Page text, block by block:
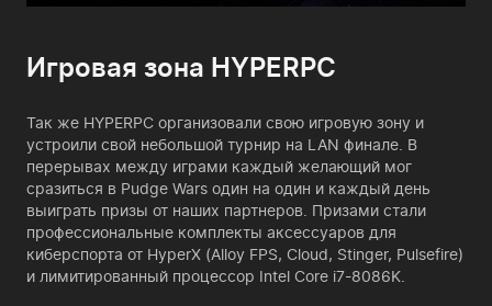
Игровая зона HYPERPC
Так же HYPERPC организовали свою игровую зону и
устроили свой небольшой турнир на LAN финале. В
перерывах между играми каждый желающий мог
сразиться в Pudge Wars один на один и каждый день
выиграть призы от наших партнеров. Призами стали
профессиональные комплекты аксессуаров для
киберспорта от HyperX (Alloy FPS, Cloud, Stinger, Pulsefire)
и лимитированный процессор Intel Core i7-8086K.